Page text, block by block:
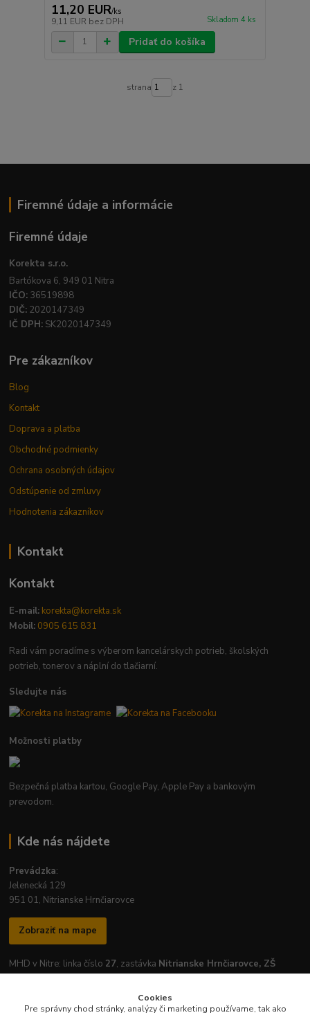
11,20 EUR/ks
9,11 EUR bez DPH Skladom 4 ks
Pridať do košíka
strana z 1
Firemné údaje a informácie
Firemné údaje
Korekta s.r.o.
Bartókova 6, 949 01 Nitra
IČO: 36519898
DIČ: 2020147349
IČ DPH: SK2020147349
Pre zákazníkov
Blog
Kontakt
Doprava a platba
Obchodné podmienky
Ochrana osobných údajov
Odstúpenie od zmluvy
Hodnotenia zákazníkov
Kontakt
Kontakt
E-mail: korekta@korekta.sk
Mobil: 0905 615 831
Radi vám poradíme s výberom kancelárskych potrieb, školských
potrieb, tonerov a náplní do tlačiarní.
Sledujte nás
Možnosti platby
Bezpečná platba kartou, Google Pay, Apple Pay a bankovým
prevodom.
Kde nás nájdete
Prevádzka:
Jelenecká 129
951 01, Nitrianske Hrnčiarovce
Zobraziť na mape
MHD v Nitre: linka číslo 27, zastávka Nitrianske Hrnčiarovce, ZŠ
Cookies
Pre správny chod stránky, analýzy či marketing používame, tak ako